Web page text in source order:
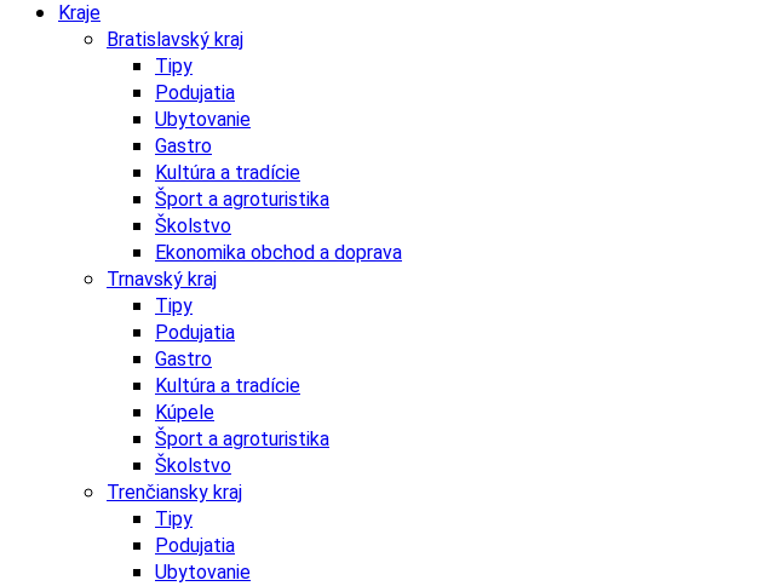
Kraje
Bratislavský kraj
Tipy
Podujatia
Ubytovanie
Gastro
Kultúra a tradície
Šport a agroturistika
Školstvo
Ekonomika obchod a doprava
Trnavský kraj
Tipy
Podujatia
Gastro
Kultúra a tradície
Kúpele
Šport a agroturistika
Školstvo
Trenčiansky kraj
Tipy
Podujatia
Ubytovanie